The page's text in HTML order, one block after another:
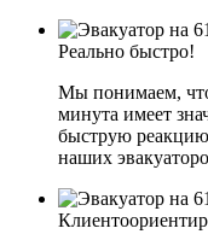
Реально быстро!
Мы понимаем,
минута имеет
быструю
наших